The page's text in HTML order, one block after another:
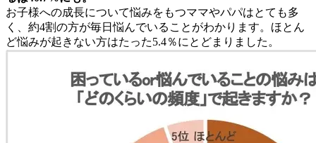
お子様への成長について悩みをもつママやパパはとても多
く、約4割の方が毎日悩んでいることがわかります。ほとん
ど悩みが起きない方はたった5.4％にとどまりました。